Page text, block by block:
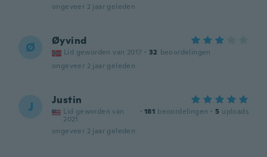
ongeveer 2 jaar geleden
Ø Øyvind
Lid geworden van 2017 · 32 beoordelingen
ongeveer 2 jaar geleden
J Justin
Lid geworden van
2021
· 181 beoordelingen · 5 uploads
ongeveer 2 jaar geleden